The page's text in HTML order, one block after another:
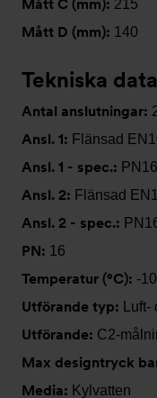
Mått C (mm): 215
Mått D (mm): 140
Tekniska data
Antal anslutningar:
Ansl. 1: Flänsad
Ansl. 1 - spec.: PN16
Ansl. 2: Flänsad
Ansl. 2 - spec.:
PN: 16
Temperatur (°C): -
Utförande typ:
Utförande: C2-
Max designtryck
Media: Kylvatten